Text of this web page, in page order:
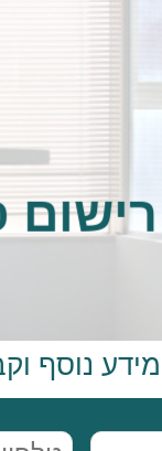
מידע נוסף